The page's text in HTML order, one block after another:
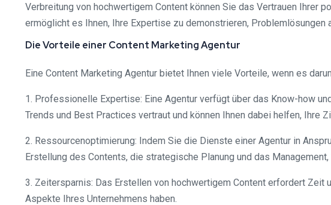
Verbreitung von hochwertigem Content können Sie das Vertrauen Ihrer
ermöglicht es Ihnen, Ihre Expertise zu demonstrieren, Problemlösungen
Die Vorteile einer Content Marketing Agentur
Eine Content Marketing Agentur bietet Ihnen viele Vorteile, wenn es
1. Professionelle Expertise: Eine Agentur verfügt über das Know-how
Trends und Best Practices vertraut und können Ihnen dabei helfen, Ihre
2. Ressourcenoptimierung: Indem Sie die Dienste einer Agentur in
Erstellung des Contents, die strategische Planung und das
3. Zeitersparnis: Das Erstellen von hochwertigem Content erfordert Zeit
Aspekte Ihres Unternehmens haben.